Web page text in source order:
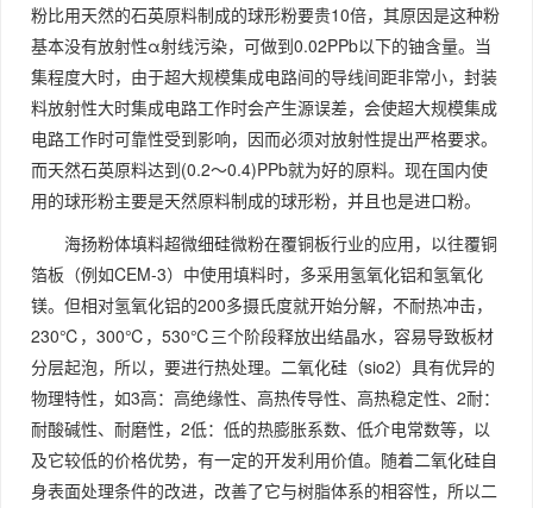
粉比用天然的石英原料制成的球形粉要贵10倍，其原因是这种粉
基本没有放射性α射线污染，可做到0.02PPb以下的铀含量。当
集程度大时，由于超大规模集成电路间的导线间距非常小，封装
料放射性大时集成电路工作时会产生源误差，会使超大规模集成
电路工作时可靠性受到影响，因而必须对放射性提出严格要求。
而天然石英原料达到(0.2～0.4)PPb就为好的原料。现在国内使
用的球形粉主要是天然原料制成的球形粉，并且也是进口粉。
海扬粉体填料超微细硅微粉在覆铜板行业的应用，以往覆铜
箔板（例如CEM-3）中使用填料时，多采用氢氧化铝和氢氧化
镁。但相对氢氧化铝的200多摄氏度就开始分解，不耐热冲击，
230℃，300℃，530℃三个阶段释放出结晶水，容易导致板材
分层起泡，所以，要进行热处理。二氧化硅（sio2）具有优异的
物理特性，如3高：高绝缘性、高热传导性、高热稳定性、2耐：
耐酸碱性、耐磨性，2低：低的热膨胀系数、低介电常数等，以
及它较低的价格优势，有一定的开发利用价值。随着二氧化硅自
身表面处理条件的改进，改善了它与树脂体系的相容性，所以二